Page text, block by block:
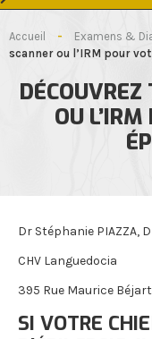
Accueil - Examens &
scanner ou l’IRM pour
DÉCOUVREZ
OU
Dr Stéphanie PIAZZA,
CHV Languedocia
395 Rue Maurice
SI VOTRE